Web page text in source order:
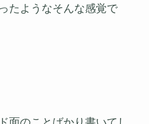
たようなそんな感覚で